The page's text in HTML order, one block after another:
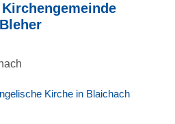
Kirche in Blaichach